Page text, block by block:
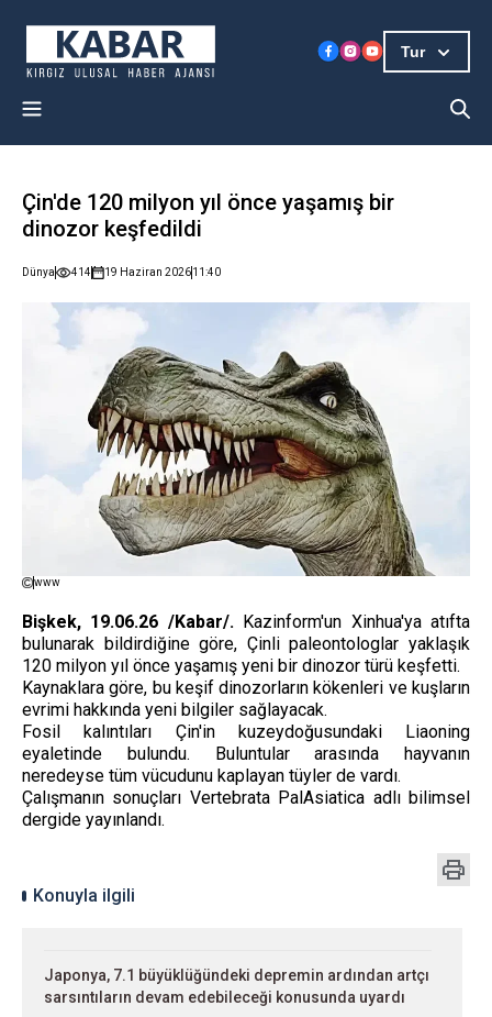
Tur
Çin'de 120 milyon yıl önce yaşamış bir
dinozor keşfedildi
Dünya 414 19 Haziran 202611:40
www
Bişkek, 19.06.26 /Kabar/.Kazinform'un Xinhua'ya atıfta
bulunarak bildirdiğine göre, Çinli paleontologlar yaklaşık
120 milyon yıl önce yaşamış yeni bir dinozor türü keşfetti.
Kaynaklara göre, bu keşif dinozorların kökenleri ve kuşların
evrimi hakkında yeni bilgiler sağlayacak.
Fosil kalıntıları Çin'in kuzeydoğusundaki Liaoning
eyaletinde bulundu. Buluntular arasında hayvanın
neredeyse tüm vücudunu kaplayan tüyler de vardı.
Çalışmanın sonuçları Vertebrata PalAsiatica adlı bilimsel
dergide yayınlandı.
Konuyla ilgili
Japonya, 7.1 büyüklüğündeki depremin ardından artçı
sarsıntıların devam edebileceği konusunda uyardı